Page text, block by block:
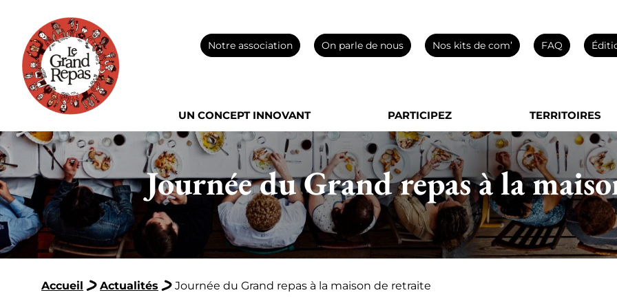
Notre association On parle de nous Nos kits de com’ FAQ
UN CONCEPT INNOVANT PARTICIPEZ TERRITOIRES
Journée du Grand repas à la
Accueil Actualités Journée du Grand repas à la maison de retraite